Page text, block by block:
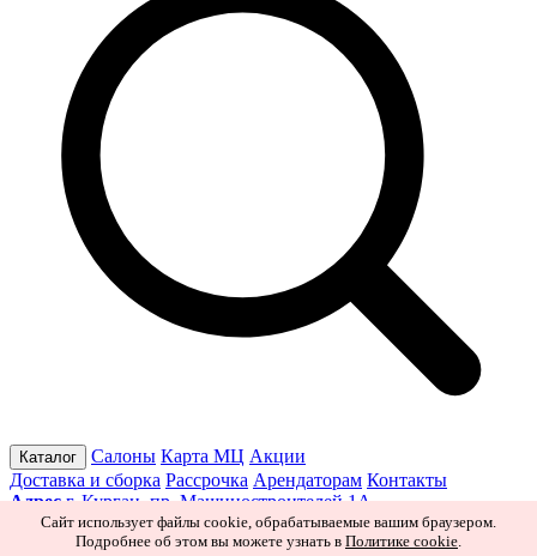
Каталог Салоны Карта МЦ Акции
Доставка и сборка Рассрочка Арендаторам Контакты
Адрес г. Курган, пр. Машиностроителей 1А
Режим работы Пн–Пт 10:00–19:30 Сб 10:00–19:00 Вс 10:00–
Сайт использует файлы cookie, обрабатываемые вашим браузером.
Подробнее об этом вы можете узнать в Политике cookie.